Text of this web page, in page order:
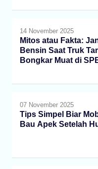
14 November 2025
Mitos atau Fakta:
Bensin Saat Truk
Bongkar Muat di
07 November 2025
Tips Simpel Biar
Bau Apek Setelah